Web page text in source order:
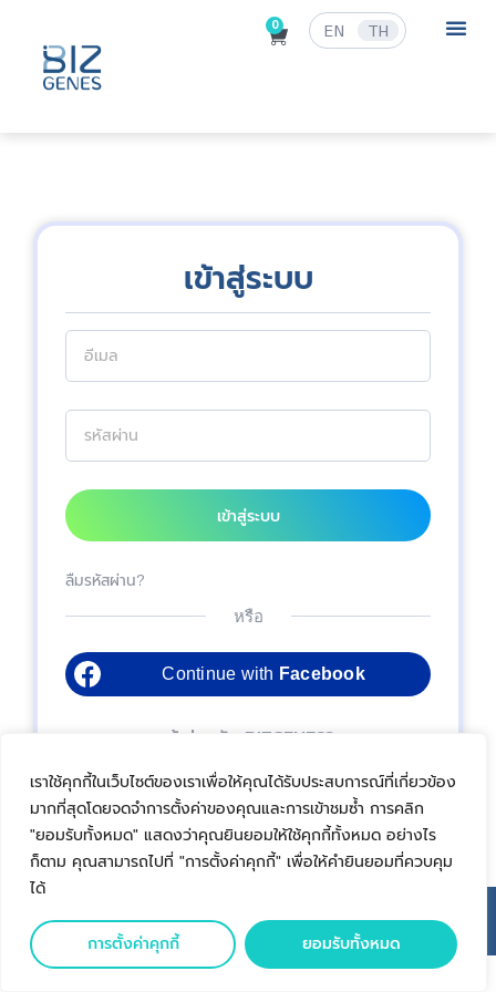
เราใช้คุกกี้ในเว็บไซต์ของเราเพื่อให้คุณได้รับประสบการณ์ที่เกี่ยวข้อง
มากที่สุดโดยจดจำการตั้งค่าของคุณและการเข้าชมซ้ำ การคลิก
"ยอมรับทั้งหมด" แสดงว่าคุณยินยอมให้ใช้คุกกี้ทั้งหมด อย่างไร
ก็ตาม คุณสามารถไปที่ "การตั้งค่าคุกกี้" เพื่อให้คำยินยอมที่ควบคุม
ได้
การตั้งค่าคุกกี้ ยอมรับทั้งหมด
0 EN TH
เข้าสู่ระบบ
เข้าสู่ระบบ
ลืมรหัสผ่าน?
หรือ
Continue with Facebook
เข้าร่วมกับ BIZGENES?